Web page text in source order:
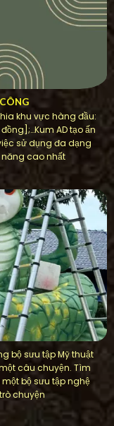
khu vực hàng đầu:
AD tạo ấn
sử dụng đa dạng
cao nhất
bộ sưu tập Mỹ thuật
câu chuyện. Tìm
bộ sưu tập nghệ
chuyện